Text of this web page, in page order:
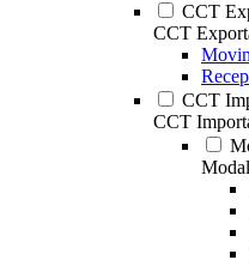
CCT
CCT
CCT
CCT